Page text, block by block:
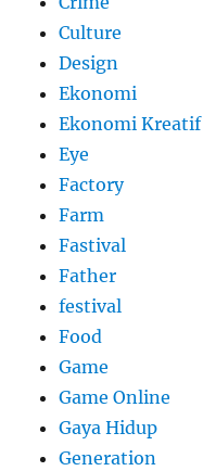
Culture
Design
Ekonomi
Ekonomi Kreatif
Eye
Factory
Farm
Fastival
Father
festival
Food
Game
Game Online
Gaya Hidup
Generation